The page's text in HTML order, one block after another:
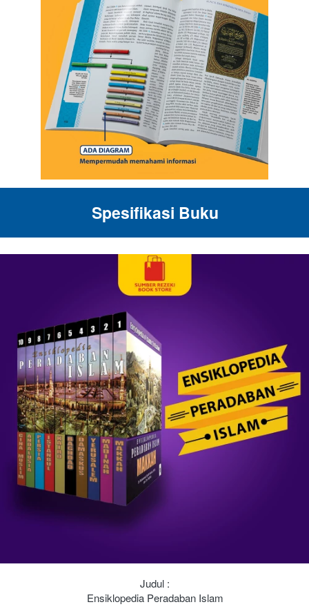
Spesifikasi Buku
Judul :
Ensiklopedia Peradaban Islam